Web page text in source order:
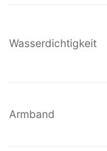
Wasserdichtigkeit
Armband